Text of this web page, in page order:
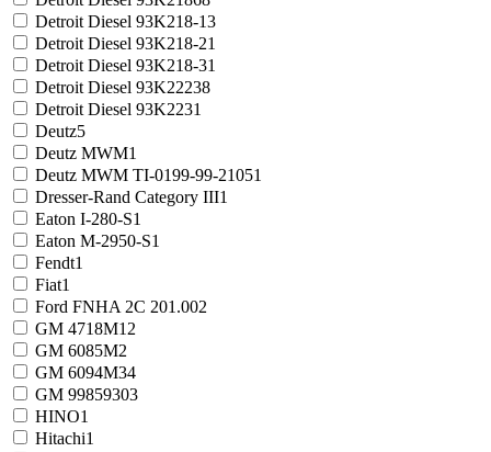
Detroit Diesel 93K218-13
Detroit Diesel 93K218-21
Detroit Diesel 93K218-31
Detroit Diesel 93K22238
Detroit Diesel 93K2231
Deutz5
Deutz MWM1
Deutz MWM TI-0199-99-21051
Dresser-Rand Category III1
Eaton I-280-S1
Eaton M-2950-S1
Fendt1
Fiat1
Ford FNHA 2C 201.002
GM 4718M12
GM 6085M2
GM 6094M34
GM 99859303
HINO1
Hitachi1